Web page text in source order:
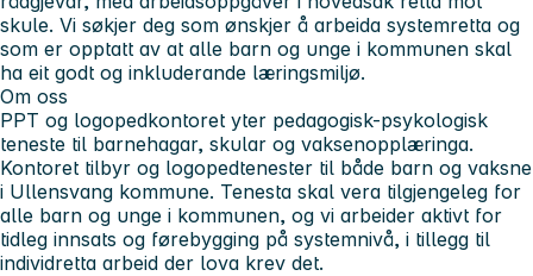
skule. Vi søkjer deg som ønskjer å arbeida systemretta og
som er opptatt av at alle barn og unge i kommunen skal
ha eit godt og inkluderande læringsmiljø.
Om oss
PPT og logopedkontoret yter pedagogisk-psykologisk
teneste til barnehagar, skular og vaksenopplæringa.
Kontoret tilbyr og logopedtenester til både barn og vaksne
i Ullensvang kommune. Tenesta skal vera tilgjengeleg for
alle barn og unge i kommunen, og vi arbeider aktivt for
tidleg innsats og førebygging på systemnivå, i tillegg til
individretta arbeid der lova krev det.